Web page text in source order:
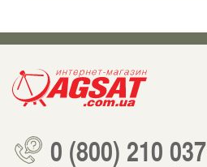
0 (800) 210 037